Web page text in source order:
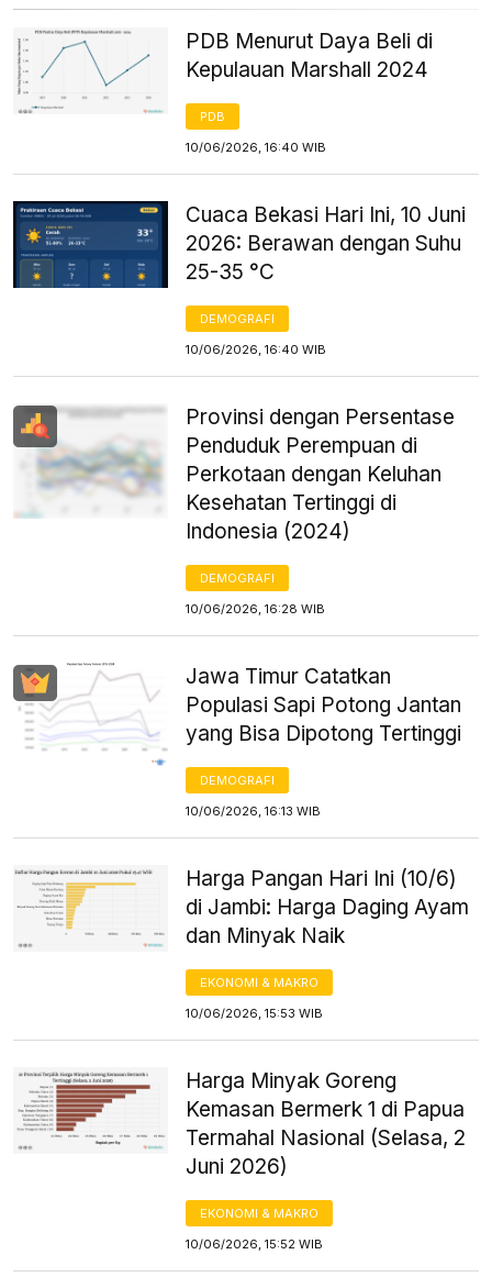
PDB Menurut Daya Beli di
Kepulauan Marshall 2024
PDB
10/06/2026, 16:40 WIB
Cuaca Bekasi Hari Ini, 10 Juni
2026: Berawan dengan Suhu
25-35 °C
DEMOGRAFI
10/06/2026, 16:40 WIB
Provinsi dengan Persentase
Penduduk Perempuan di
Perkotaan dengan Keluhan
Kesehatan Tertinggi di
Indonesia (2024)
DEMOGRAFI
10/06/2026, 16:28 WIB
Jawa Timur Catatkan
Populasi Sapi Potong Jantan
yang Bisa Dipotong Tertinggi
DEMOGRAFI
10/06/2026, 16:13 WIB
Harga Pangan Hari Ini (10/6)
di Jambi: Harga Daging Ayam
dan Minyak Naik
EKONOMI & MAKRO
10/06/2026, 15:53 WIB
Harga Minyak Goreng
Kemasan Bermerk 1 di Papua
Termahal Nasional (Selasa, 2
Juni 2026)
EKONOMI & MAKRO
10/06/2026, 15:52 WIB